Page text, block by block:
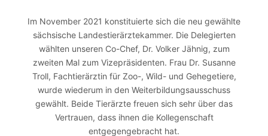
Im November 2021 konstituierte sich die neu gewählte
sächsische Landestierärztekammer. Die Delegierten
wählten unseren Co-Chef, Dr. Volker Jähnig, zum
zweiten Mal zum Vizepräsidenten. Frau Dr. Susanne
Troll, Fachtierärztin für Zoo-, Wild- und Gehegetiere,
wurde wiederum in den Weiterbildungsausschuss
gewählt. Beide Tierärzte freuen sich sehr über das
Vertrauen, dass ihnen die Kollegenschaft
entgegengebracht hat.